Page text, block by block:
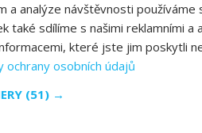
a analýze návštěvnosti
také sdílíme s našimi reklamními
které jste jim poskytli
ochrany osobních údajů
(51) →